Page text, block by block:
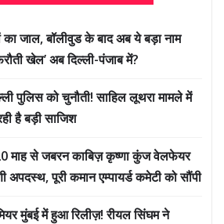
का जाल, बॉलीवुड के बाद अब ये बड़ा नाम
खेल’ अब दिल्ली-पंजाब में?
पुलिस को चुनौती! साहिल लूथरा मामले में
है बड़ी साजिश
20 माह से जबरन काबिज़ कृष्णा कुंज वेलफेयर
अपदस्थ, पूरी कमान एम्पायर्ड कमेटी को सौंपी
मुंबई में हुआ रिलीज़! रीयल सिंघम ने